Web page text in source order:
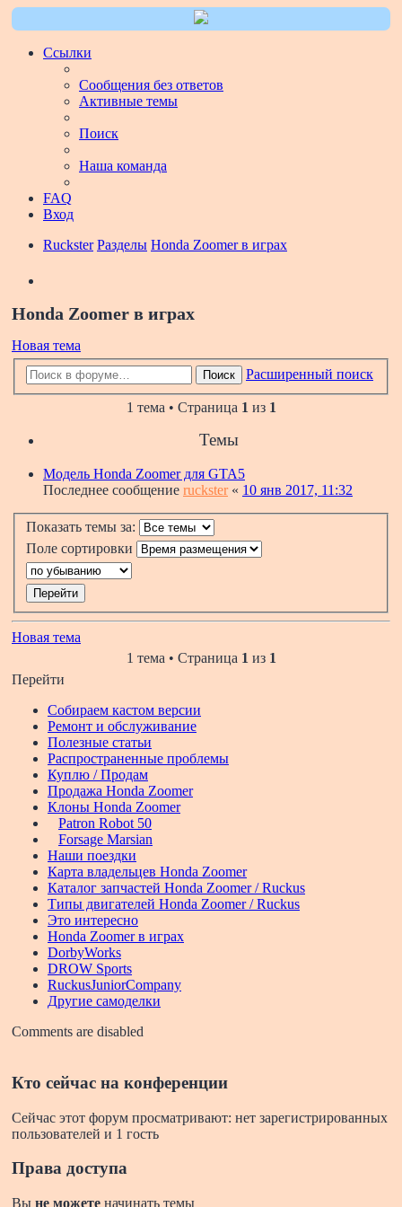
Ссылки
Сообщения без ответов
Активные темы
Поиск
Наша команда
FAQ
Вход
Ruckster Разделы Honda Zoomer в играх
Honda Zoomer в играх
Новая тема
Поиск Расширенный поиск
1 тема • Страница 1 из 1
Темы
Модель Honda Zoomer для GTA5
Последнее сообщение ruckster« 10 янв 2017, 11:32
Показать темы за:
Поле сортировки
Новая тема
1 тема • Страница 1 из 1
Перейти
Собираем кастом версии
Ремонт и обслуживание
Полезные статьи
Распространенные проблемы
Куплю / Продам
Продажа Honda Zoomer
Клоны Honda Zoomer
Patron Robot 50
Forsage Marsian
Наши поездки
Карта владельцев Honda Zoomer
Каталог запчастей Honda Zoomer / Ruckus
Типы двигателей Honda Zoomer / Ruckus
Это интересно
Honda Zoomer в играх
DorbyWorks
DROW Sports
RuckusJuniorCompany
Другие самоделки
Comments are disabled
Кто сейчас на конференции
Сейчас этот форум просматривают: нет зарегистрированных
пользователей и 1 гость
Права доступа
Вы не можете начинать темы